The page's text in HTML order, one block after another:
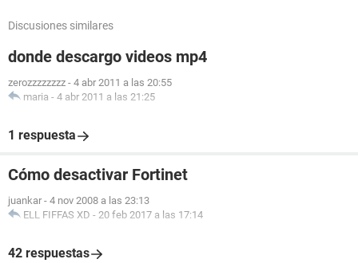
Discusiones similares
donde descargo videos mp4
zerozzzzzzzz - 4 abr 2011 a las 20:55
maria - 4 abr 2011 a las 21:25
1 respuesta
Cómo desactivar Fortinet
juankar - 4 nov 2008 a las 23:13
ELL FIFFAS XD - 20 feb 2017 a las 17:14
42 respuestas